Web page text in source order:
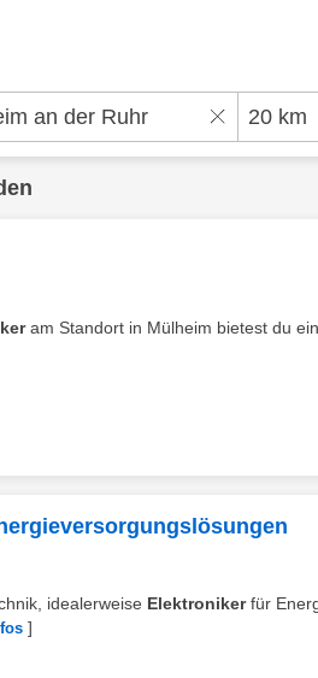
am Standort in Mülheim bietest du
idealerweise Elektronikerfür
]